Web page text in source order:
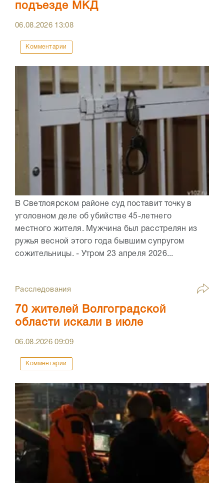
подъезде МКД
06.08.2026 13:08
Комментарии
В Светлоярском районе суд поставит точку в
уголовном деле об убийстве 45-летнего
местного жителя. Мужчина был расстрелян из
ружья весной этого года бывшим супругом
сожительницы. - Утром 23 апреля 2026...
Расследования
70 жителей Волгоградской
области искали в июле
06.08.202609:09
Комментарии